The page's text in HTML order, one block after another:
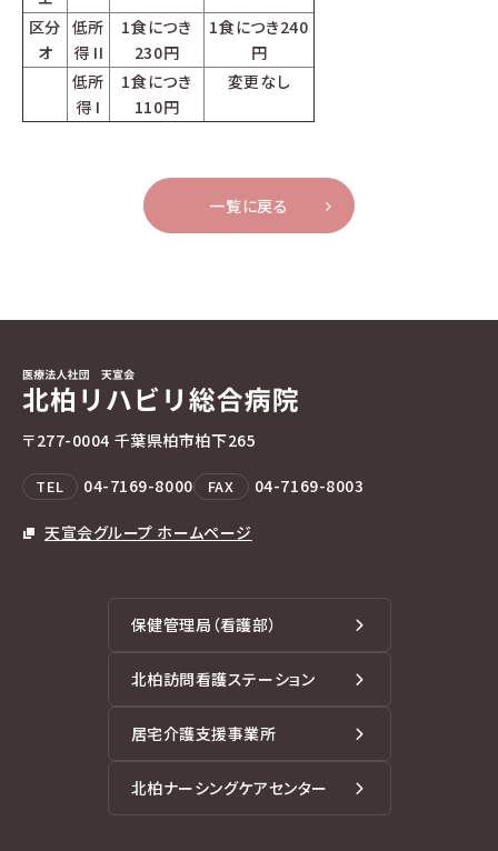
区分
オ
低所
得 II
1食につき
230円
1食につき240
円
低所
得 I
1食につき
110円
変更なし
一覧に戻る
保健管理局（看護部）
北柏訪問看護ステーション
居宅介護支援事業所
北柏ナーシングケアセンター
〒277-0004 千葉県柏市柏下265
TEL 04-7169-8000 FAX 04-7169-8003
天宣会グループ ホームページ